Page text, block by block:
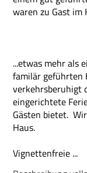
waren zu Gast im
...etwas mehr als
familär geführten
verkehrsberuhigt
eingerichtete
Gästen bietet.
Haus.
Vignettenfreie ...